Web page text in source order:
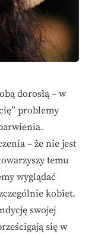
dorosłą – w
problemy
– że nie jest
temu
wyglądać
kobiet.
swojej
się w